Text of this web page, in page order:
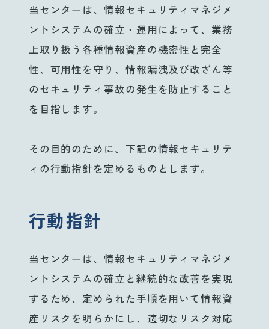
当センターは、情報セキュリティマネジメ
ントシステムの確立・運用によって、業務
上取り扱う各種情報資産の機密性と完全
性、可用性を守り、情報漏洩及び改ざん等
のセキュリティ事故の発生を防止すること
を目指します。
その目的のために、下記の情報セキュリテ
ィの行動指針を定めるものとします。
行動指針
当センターは、情報セキュリティマネジメ
ントシステムの確立と継続的な改善を実現
するため、定められた手順を用いて情報資
産リスクを明らかにし、適切なリスク対応